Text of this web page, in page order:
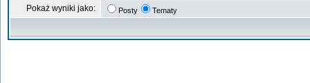
Pokaż wyniki jako: Posty Tematy